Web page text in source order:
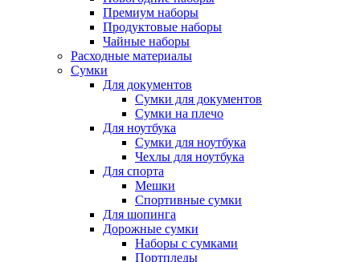
Премиум наборы
Продуктовые наборы
Чайные наборы
Расходные материалы
Сумки
Для документов
Сумки для документов
Сумки на плечо
Для ноутбука
Сумки для ноутбука
Чехлы для ноутбука
Для спорта
Мешки
Спортивные сумки
Для шопинга
Дорожные сумки
Наборы с сумками
Портпледы